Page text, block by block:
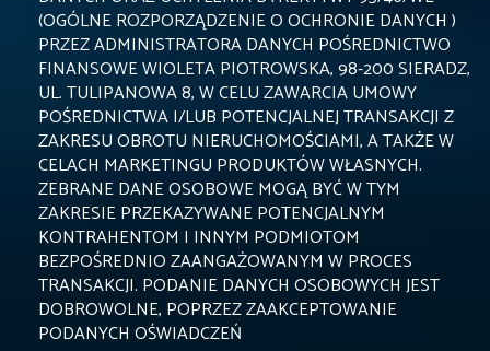
(OGÓLNE ROZPORZĄDZENIE O OCHRONIE DANYCH )
PRZEZ ADMINISTRATORA DANYCH POŚREDNICTWO
FINANSOWE WIOLETA PIOTROWSKA, 98-200 SIERADZ,
UL. TULIPANOWA 8, W CELU ZAWARCIA UMOWY
POŚREDNICTWA I/LUB POTENCJALNEJ TRANSAKCJI Z
ZAKRESU OBROTU NIERUCHOMOŚCIAMI, A TAKŻE W
CELACH MARKETINGU PRODUKTÓW WŁASNYCH.
ZEBRANE DANE OSOBOWE MOGĄ BYĆ W TYM
ZAKRESIE PRZEKAZYWANE POTENCJALNYM
KONTRAHENTOM I INNYM PODMIOTOM
BEZPOŚREDNIO ZAANGAŻOWANYM W PROCES
TRANSAKCJI. PODANIE DANYCH OSOBOWYCH JEST
DOBROWOLNE, POPRZEZ ZAAKCEPTOWANIE
PODANYCH OŚWIADCZEŃ